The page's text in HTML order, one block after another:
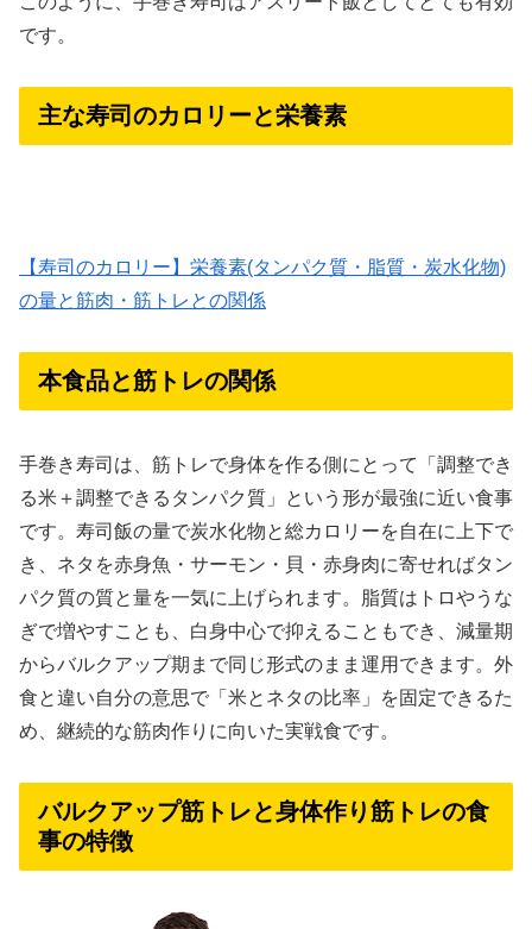
です。
主な寿司のカロリーと栄養素
【寿司のカロリー】栄養素(タンパク質・脂質・炭水化物)
の量と筋肉・筋トレとの関係
本食品と筋トレの関係
手巻き寿司は、筋トレで身体を作る側にとって「調整でき
る米＋調整できるタンパク質」という形が最強に近い食事
です。寿司飯の量で炭水化物と総カロリーを自在に上下で
き、ネタを赤身魚・サーモン・貝・赤身肉に寄せればタン
パク質の質と量を一気に上げられます。脂質はトロやうな
ぎで増やすことも、白身中心で抑えることもでき、減量期
からバルクアップ期まで同じ形式のまま運用できます。外
食と違い自分の意思で「米とネタの比率」を固定できるた
め、継続的な筋肉作りに向いた実戦食です。
バルクアップ筋トレと身体作り筋トレの食
事の特徴